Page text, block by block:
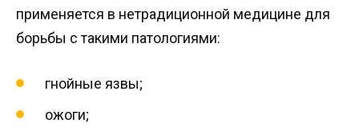
применяется в нетрадиционной медицине для
борьбы с такими патологиями:
гнойные язвы;
ожоги;